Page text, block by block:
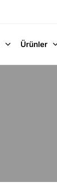
Ürünler